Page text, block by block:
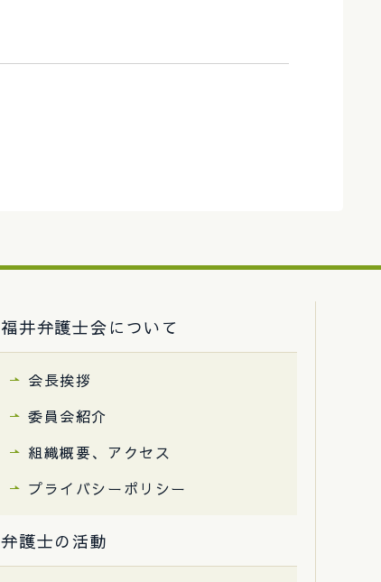
福井弁護士会について
会長挨拶
委員会紹介
組織概要、アクセス
プライバシーポリシー
弁護士の活動